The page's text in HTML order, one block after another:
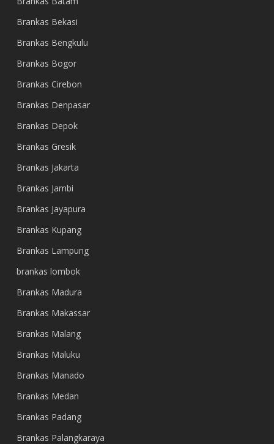
Brankas Bekasi
Brankas Bengkulu
Brankas Bogor
Brankas Cirebon
Brankas Denpasar
Brankas Depok
Brankas Gresik
Brankas Jakarta
Brankas Jambi
Brankas Jayapura
Brankas Kupang
Brankas Lampung
brankas lombok
Brankas Madura
Brankas Makassar
Brankas Malang
Brankas Maluku
Brankas Manado
Brankas Medan
Brankas Padang
Brankas Palangkaraya